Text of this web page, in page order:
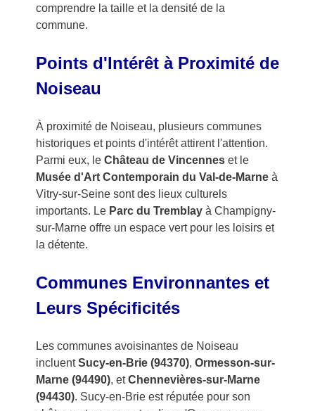
comprendre la taille et la densité de la
commune.
Points d'Intérêt à Proximité de
Noiseau
À proximité de Noiseau, plusieurs communes
historiques et points d'intérêt attirent l'attention.
Parmi eux, le Château de Vincenneset le
Musée d'Art Contemporain du Val-de-Marneà
Vitry-sur-Seine sont des lieux culturels
importants. Le Parc du Tremblayà Champigny-
sur-Marne offre un espace vert pour les loisirs et
la détente.
Communes Environnantes et
Leurs Spécificités
Les communes avoisinantes de Noiseau
incluentSucy-en-Brie (94370), Ormesson-sur-
Marne (94490), etChennevières-sur-Marne
(94430). Sucy-en-Brie est réputée pour son